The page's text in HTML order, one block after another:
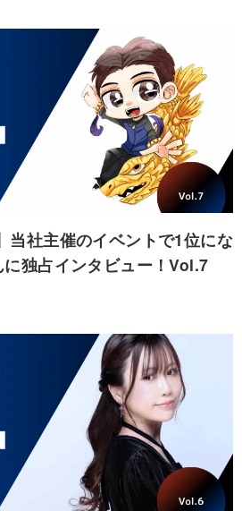
当社主催のイベントで1位にな
独占インタビュー！Vol.7